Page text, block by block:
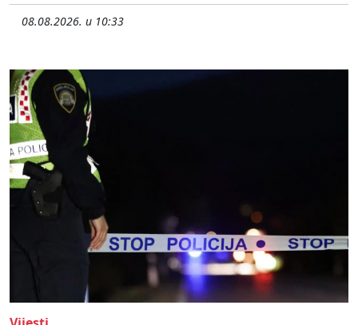
08.08.2026. u 10:33